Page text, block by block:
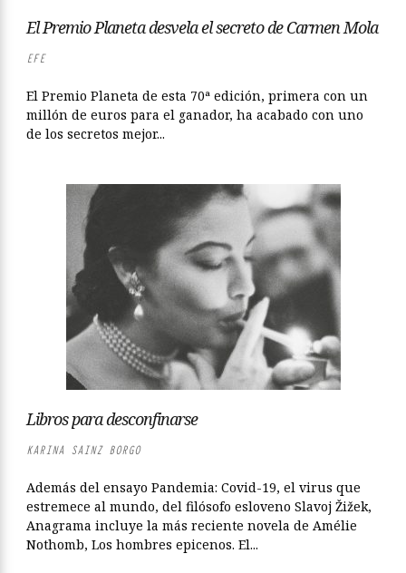
El Premio Planeta desvela el secreto de Carmen Mola
EFE
El Premio Planeta de esta 70ª edición, primera con un
millón de euros para el ganador, ha acabado con uno
de los secretos mejor...
Libros para desconfinarse
KARINA SAINZ BORGO
Además del ensayo Pandemia: Covid-19, el virus que
estremece al mundo, del filósofo esloveno Slavoj Žižek,
Anagrama incluye la más reciente novela de Amélie
Nothomb, Los hombres epicenos. El...